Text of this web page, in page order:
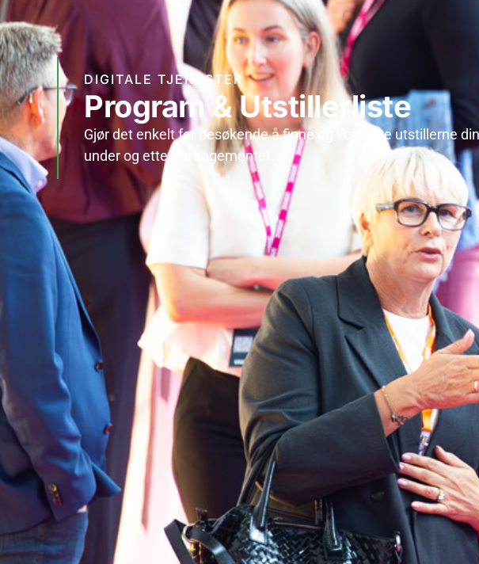
DIGITALE TJENESTER
Program & Utstillerliste
Gjør det enkelt for besøkende å finne og kontakte utstillerne
under og etter arrangementet.